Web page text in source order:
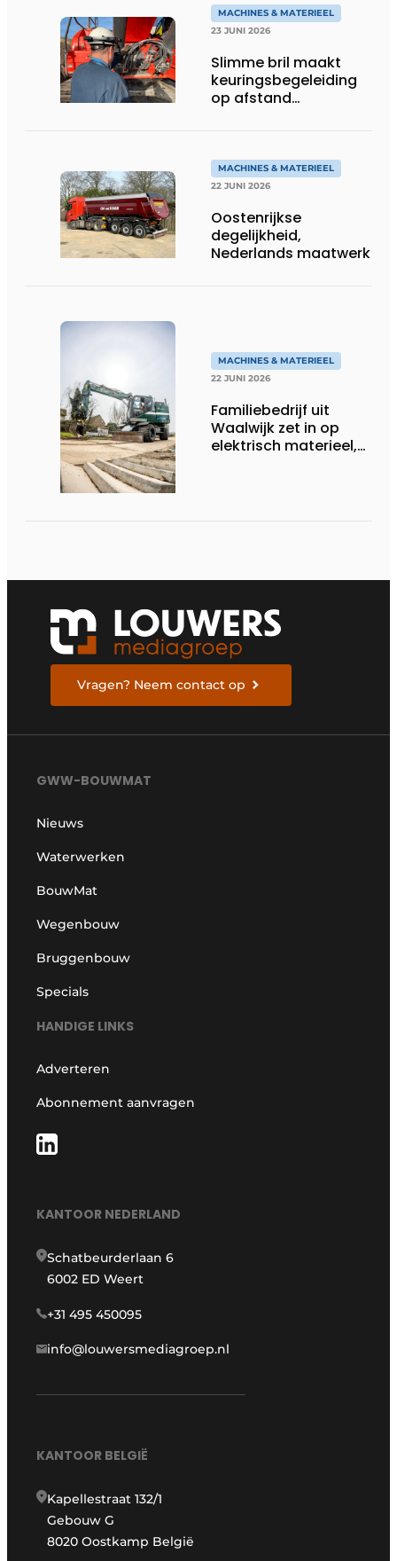
MACHINES & MATERIEEL
23 JUNI 2026
Slimme bril maakt
keuringsbegeleiding
op afstand
MACHINES & MATERIEEL
22 JUNI 2026
Oostenrijkse
degelijkheid,
Nederlands maatwerk
MACHINES & MATERIEEL
22 JUNI 2026
Familiebedrijf uit
Waalwijk zet in op
elektrisch materieel,
Vragen? Neem contact op
GWW-BOUWMAT
Nieuws
Waterwerken
BouwMat
Wegenbouw
Bruggenbouw
Specials
HANDIGE LINKS
Adverteren
Abonnement aanvragen
KANTOOR NEDERLAND
Schatbeurderlaan 6
6002 ED Weert
+31 495 450095
info@louwersmediagroep.nl
KANTOOR BELGIË
Kapellestraat 132/1
Gebouw G
8020 Oostkamp België